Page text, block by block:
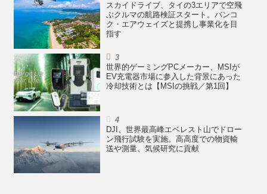
スカイドライブ、タイの3エリアで空飛
ぶクルマの航路検証スタート。バンコ
ク・エアウェイズと提携し事業化を目
指す
世界的ゲーミングPCメーカー、MSIが
EV充電器市場に参入した背景にあった
冷却技術とは【MSIの挑戦／第1回】
DJI、世界最高峰エベレスト山でドロー
ン飛行試験を実施。高高度での物資輸
送や測量、気候研究に貢献